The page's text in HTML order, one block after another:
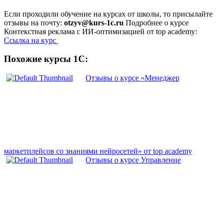
Если проходили обучение на курсах от школы, то присылайте
отзывы на почту: otzyv@kurs-1c.ru Подробнее о курсе
Контекстная реклама с ИИ-оптимизацией от top academy:
Ссылка на курс
Похожие курсы 1С:
Отзывы о курсе «Менеджер
маркетплейсов со знаниями нейросетей» от top academy
Отзывы о курсе Управление